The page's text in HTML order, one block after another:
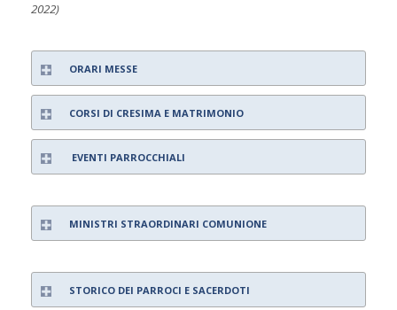
2022)
ORARI MESSE
CORSI DI CRESIMA E MATRIMONIO
EVENTI PARROCCHIALI
MINISTRI STRAORDINARI COMUNIONE
STORICO DEI PARROCI E SACERDOTI